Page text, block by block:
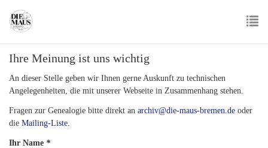
main
Ihre Meinung ist uns wichtig
An dieser Stelle geben wir Ihnen gerne Auskunft zu technischen
Angelegenheiten, die mit unserer Webseite in Zusammenhang stehen.
Fragen zur Genealogie bitte direkt an archiv@die-maus-bremen.de oder
die Mailing-Liste.
Ihr Name *